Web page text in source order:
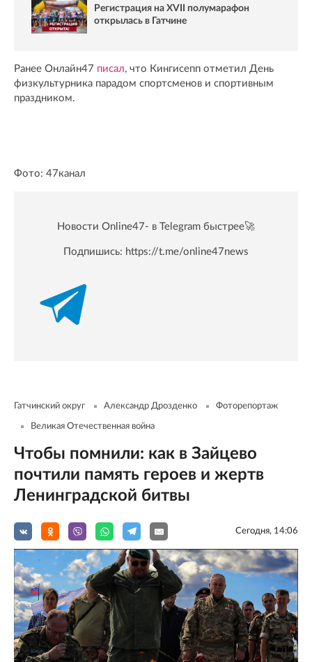
Регистрация на XVII полумарафон
открылась в Гатчине
Ранее Онлайн47 писал, что Кингисепп отметил День
физкультурника парадом спортсменов и спортивным
праздником.
Фото: 47канал
Новости Online47- в Telegram быстрее🚀
Подпишись: https://t.me/online47news
Гатчинский округ Александр Дрозденко Фоторепортаж
Великая Отечественная война
Чтобы помнили: как в Зайцево
почтили память героев и жертв
Ленинградской битвы
Сегодня, 14:06